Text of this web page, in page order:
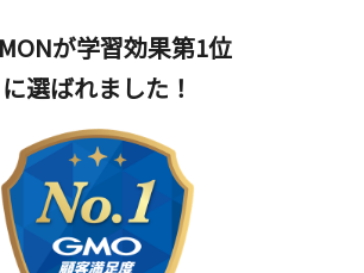
が学習効果第1位
に選ばれました！